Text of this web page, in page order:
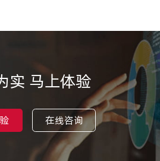
实 马上体验
在线咨询